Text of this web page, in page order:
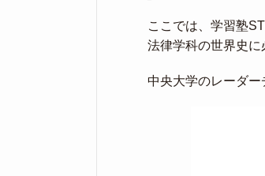
ここでは、学習塾
法律学科の世界史に
中央大学のレーダー